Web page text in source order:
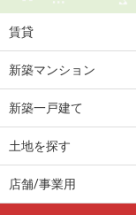
賃貸
新築マンション
新築一戸建て
土地を探す
店舗/事業用